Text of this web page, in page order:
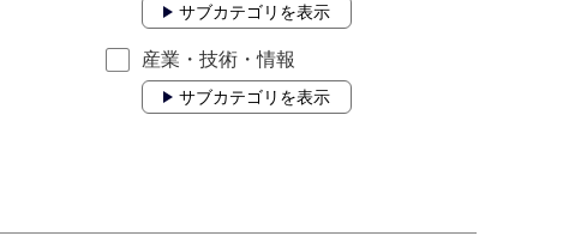
サブカテゴリを表示
産業・技術・情報
サブカテゴリを表示